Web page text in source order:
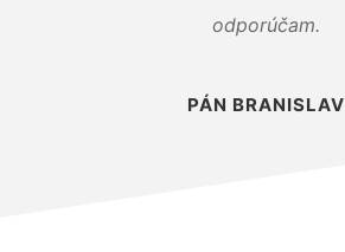
odporúčam.
PÁN BRANISLAV